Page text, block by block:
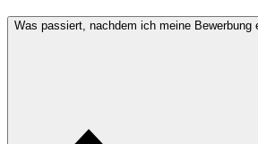
Was passiert, nachdem ich meine Bewerbung